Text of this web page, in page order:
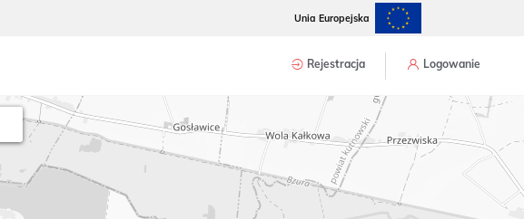
Unia Europejska
Rejestracja Logowanie